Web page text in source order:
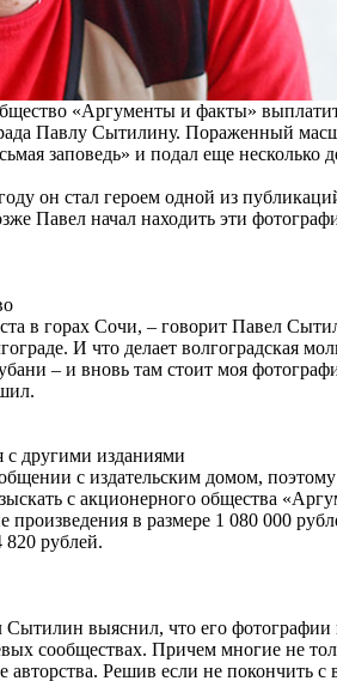
«Аргументы и факты»
Павлу Сытилину. Пораженный
заповедь» и подал еще несколько
он стал героем одной из
Павел начал находить эти
в горах Сочи, – говорит Павел
И что делает волгоградская
– и вновь там стоит моя
с другими изданиями
с издательским домом, поэтому
с акционерного общества
в размере 1 080 000
820 рублей.
выяснил, что его фотографии
сообществах. Причем многие не
Решив если не покончить с